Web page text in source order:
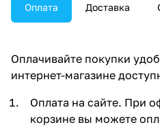
Оплата Доставка
Оплачивайте покупки
интернет-магазине
Оплата на сайте. При
корзине вы можете